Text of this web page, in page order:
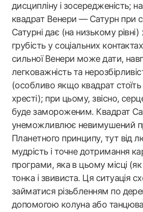
дисципліну і зосередженість;
квадрат Венери — Сатурн при
Сатурні дає (на низькому рівні)
грубість у соціальних
сильної Венери може дати,
легковажність та
(особливо якщо квадрат
хресті); при цьому, звісно,
буде замороженим. Квадрат
унеможливлює невимушений
Планетного принципу, тут від
мудрість і точне дотримання
програми, яка в цьому місці
тонка і звивиста. Ця ситуація
займатися різьбленням по
допомогою колуна або